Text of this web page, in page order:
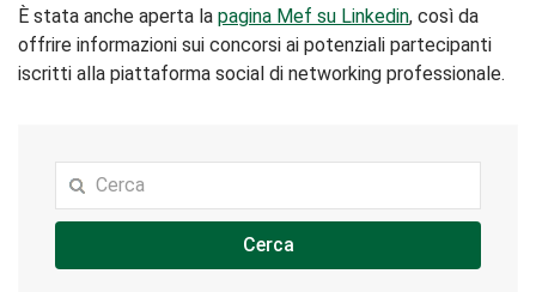
È stata anche aperta la pagina Mef su Linkedin, così da
offrire informazioni sui concorsi ai potenziali partecipanti
iscritti alla piattaforma social di networking professionale.
Cerca